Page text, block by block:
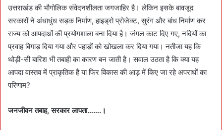
उत्तराखंड की भौगोलिक संवेदनशीलता जगजाहिर है। लेकिन इसके बावजूद
सरकारों ने अंधाधुंध सड़क निर्माण, हाइड्रो प्रोजेक्ट, सुरंग और बांध निर्माण कर
राज्य को आपदाओं की प्रयोगशाला बना दिया है। जंगल काट दिए गए, नदियों का
प्रवाह बिगाड़ दिया गया और पहाड़ों को खोखला कर दिया गया। नतीजा यह कि
थोड़ी-सी बारिश भी तबाही का कारण बन जाती है। सवाल उठता है कि क्या यह
आपदा वास्तव में प्राकृतिक है या फिर विकास की आड़ में किए जा रहे अपराधों का
परिणाम?
जनजीवन तबाह, सरकार लापता…….।